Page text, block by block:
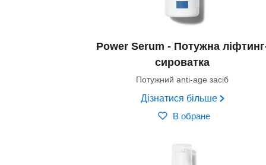
Power Serum - Потужна
сироватка
Потужний anti-age засіб
Дізнатися більше
В обране